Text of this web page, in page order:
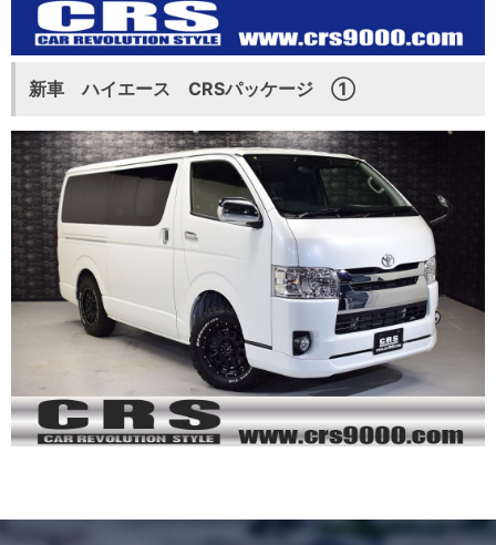
新車 ハイエース CRSパッケージ ①